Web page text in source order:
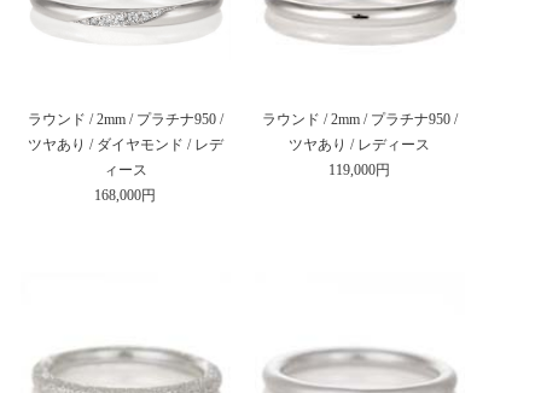
ラウンド / 2mm / プラチナ950 /
ツヤあり / ダイヤモンド / レデ
ィース
168,000円
ラウンド / 2mm / プラチナ950 /
ツヤあり / レディース
119,000円